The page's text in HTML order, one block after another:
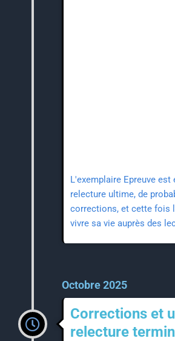
L'exemplaire Epreuve est
relecture ultime, de
corrections, et cette fois
vivre sa vie auprès des
Octobre 2025
Corrections et
relecture